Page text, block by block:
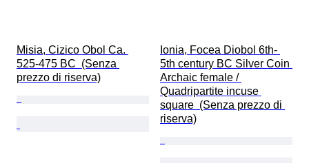
Misia, Cizico Obol Ca.
525-475 BC  (Senza
prezzo di riserva)
Ionia, Focea Diobol 6th-
5th century BC Silver Coin
Archaic female /
Quadripartite incuse
square  (Senza prezzo di
riserva)